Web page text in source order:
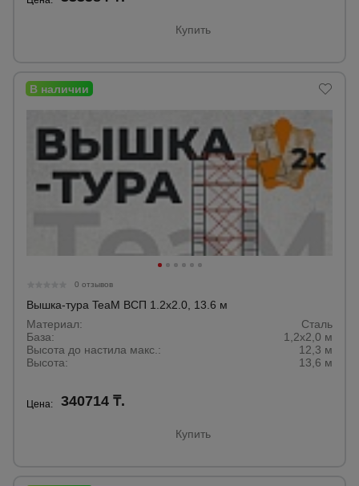
Купить
0 отзывов
Вышка-тура TeaM ВСП 1.2х2.0, 13.6 м
Материал:
Сталь
База:
1,2х2,0 м
Высота до настила макс.:
12,3 м
Высота:
13,6 м
Цена: 340714 ₸.
Купить